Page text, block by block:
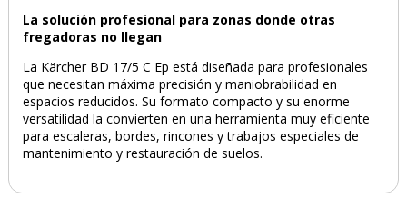
La solución profesional para zonas donde otras
fregadoras no llegan
La Kärcher BD 17/5 C Ep está diseñada para profesionales
que necesitan máxima precisión y maniobrabilidad en
espacios reducidos. Su formato compacto y su enorme
versatilidad la convierten en una herramienta muy eficiente
para escaleras, bordes, rincones y trabajos especiales de
mantenimiento y restauración de suelos.